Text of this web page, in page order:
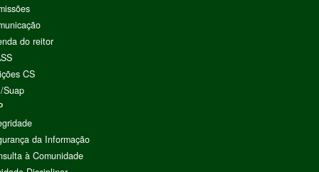
do reitor
CS
Suap
da Informação
à Comunidade